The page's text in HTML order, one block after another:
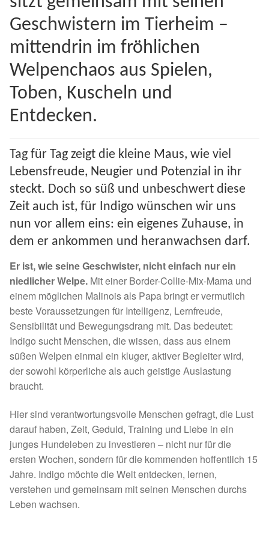
Spenden 2023
Juli bis Dezember 2023
Januar bis Juni 2023
Spenden 2022
Januar bis Juni 2022
Spenden 2021
Juli bis Dezember 2021
Fördermitgliedschaft
Tierschutz
Auslandstierschutz
Schutzgebühr
Notnasen in Deutschland
Notnasen noch im Ausland
Notnasen mit Handicap
Geschwistern im Tierheim –
mittendrin im fröhlichen
Welpenchaos aus Spielen,
Toben, Kuscheln und
Entdecken.
Tag für Tag zeigt die kleine Maus, wie viel
Lebensfreude, Neugier und Potenzial in ihr
steckt. Doch so süß und unbeschwert diese
Zeit auch ist, für Indigo wünschen wir uns
nun vor allem eins: ein eigenes Zuhause, in
dem er ankommen und heranwachsen darf.
Er ist, wie seine Geschwister, nicht einfach nur ein
niedlicher Welpe. Mit einer Border-Collie-Mix-Mama und
einem möglichen Malinois als Papa bringt er vermutlich
beste Voraussetzungen für Intelligenz, Lernfreude,
Sensibilität und Bewegungsdrang mit. Das bedeutet:
Indigo sucht Menschen, die wissen, dass aus einem
süßen Welpen einmal ein kluger, aktiver Begleiter wird,
der sowohl körperliche als auch geistige Auslastung
braucht.
Hier sind verantwortungsvolle Menschen gefragt, die Lust
darauf haben, Zeit, Geduld, Training und Liebe in ein
junges Hundeleben zu investieren – nicht nur für die
ersten Wochen, sondern für die kommenden hoffentlich 15
Jahre. Indigo möchte die Welt entdecken, lernen,
verstehen und gemeinsam mit seinen Menschen durchs
Leben wachsen.